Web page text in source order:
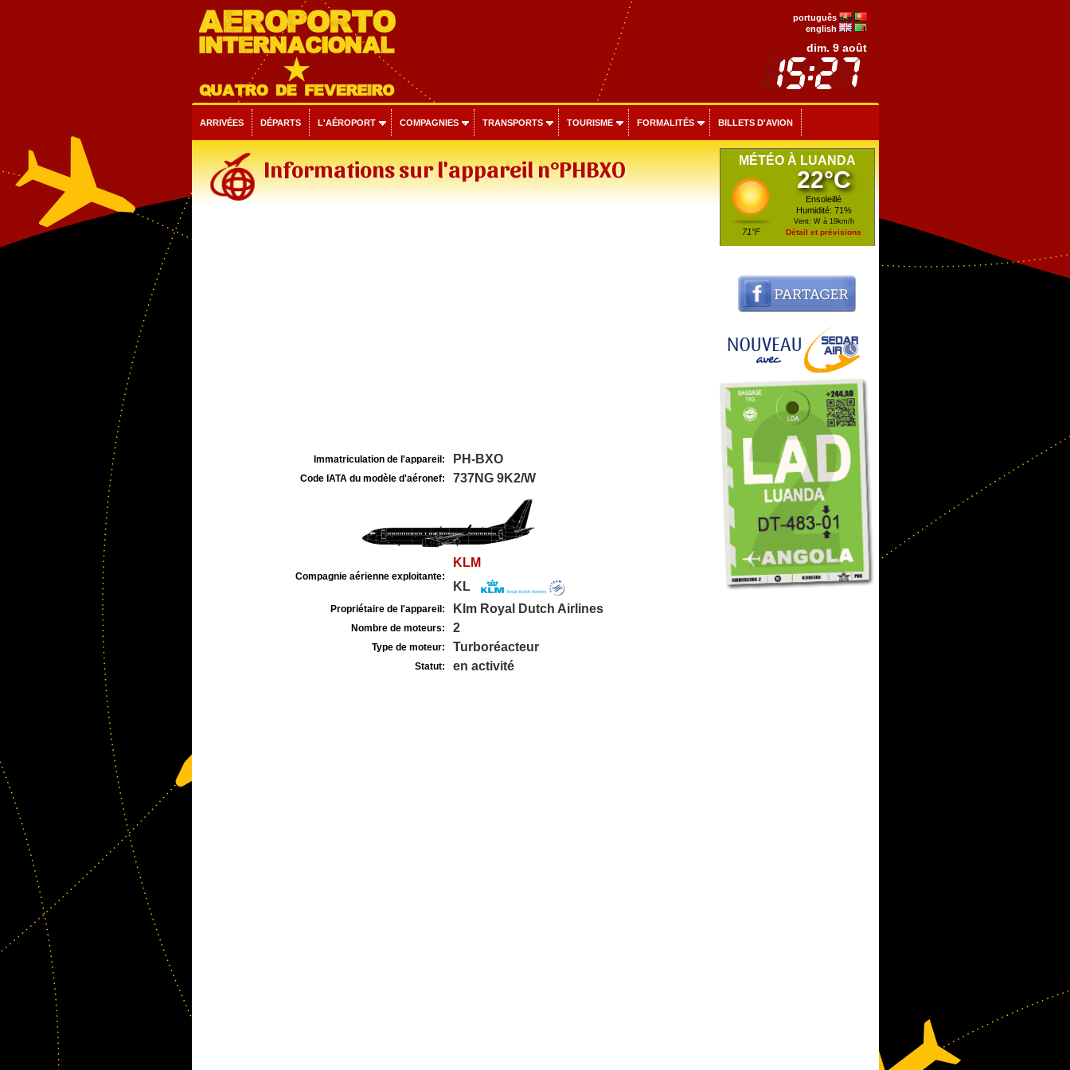
português
english
dim. 9 août
ARRIVÉES DÉPARTS L'AÉROPORT COMPAGNIES TRANSPORTS TOURISME FORMALITÉS BILLETS D'AVION
Informations sur l'appareil n°PHBXO
Immatriculation de l'appareil: PH-BXO
Code IATA du modèle d'aéronef: 737NG 9K2/W
Compagnie aérienne exploitante:
KLM
KL
Propriétaire de l'appareil: Klm Royal Dutch Airlines
Nombre de moteurs: 2
Type de moteur: Turboréacteur
Statut: en activité
MÉTÉO À LUANDA
71°F
22°C
Ensoleillé
Humidité: 71%
Vent: W à 19km/h
Détail et prévisions